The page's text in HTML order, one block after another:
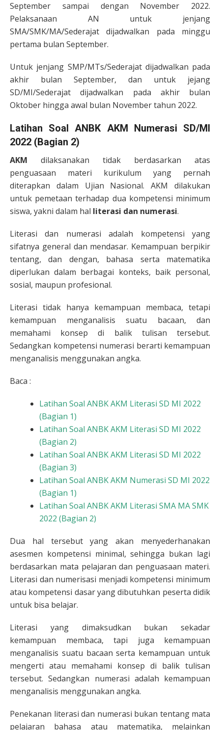
September sampai dengan November 2022.
Pelaksanaan AN untuk jenjang
SMA/SMK/MA/Sederajat dijadwalkan pada minggu
pertama bulan September.
Untuk jenjang SMP/MTs/Sederajat dijadwalkan pada
akhir bulan September, dan untuk jejang
SD/MI/Sederajat dijadwalkan pada akhir bulan
Oktober hingga awal bulan November tahun 2022.
Latihan Soal ANBK AKM Numerasi SD/MI
2022 (Bagian 2)
AKM dilaksanakan tidak berdasarkan atas
penguasaan materi kurikulum yang pernah
diterapkan dalam Ujian Nasional. AKM dilakukan
untuk pemetaan terhadap dua kompetensi minimum
siswa, yakni dalam hal literasi dan numerasi.
Literasi dan numerasi adalah kompetensi yang
sifatnya general dan mendasar. Kemampuan berpikir
tentang, dan dengan, bahasa serta matematika
diperlukan dalam berbagai konteks, baik personal,
sosial, maupun profesional.
Literasi tidak hanya kemampuan membaca, tetapi
kemampuan menganalisis suatu bacaan, dan
memahami konsep di balik tulisan tersebut.
Sedangkan kompetensi numerasi berarti kemampuan
menganalisis menggunakan angka.
Baca :
Latihan Soal ANBK AKM Literasi SD MI 2022
(Bagian 1)
Latihan Soal ANBK AKM Literasi SD MI 2022
(Bagian 2)
Latihan Soal ANBK AKM Literasi SD MI 2022
(Bagian 3)
Latihan Soal ANBK AKM Numerasi SD MI 2022
(Bagian 1)
Latihan Soal ANBK AKM Literasi SMA MA SMK
2022 (Bagian 2)
Dua hal tersebut yang akan menyederhanakan
asesmen kompetensi minimal, sehingga bukan lagi
berdasarkan mata pelajaran dan penguasaan materi.
Literasi dan numerisasi menjadi kompetensi minimum
atau kompetensi dasar yang dibutuhkan peserta didik
untuk bisa belajar.
Literasi yang dimaksudkan bukan sekadar
kemampuan membaca, tapi juga kemampuan
menganalisis suatu bacaan serta kemampuan untuk
mengerti atau memahami konsep di balik tulisan
tersebut. Sedangkan numerasi adalah kemampuan
menganalisis menggunakan angka.
Penekanan literasi dan numerasi bukan tentang mata
pelajaran bahasa atau matematika, melainkan